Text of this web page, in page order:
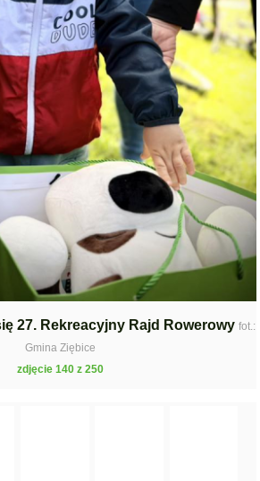
27. Rekreacyjny Rajd Rowerowy fot.:
Gmina Ziębice
zdjęcie 140 z 250